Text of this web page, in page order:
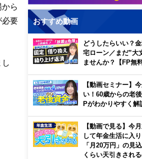
ら
必要
おすすめ動画
どうしたらいい？
宅ローン／まだ”大
ませんか？【FP無
【動画セミナー】
い！60歳からの老
Pがわかりやすく解
【動画で見る】今
して年金生活に入
「月20万円」の見
くらい天引きされ